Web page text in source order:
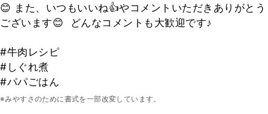
😊 また、いつもいいね👍️やコメントいただきありがとう
ございます😊 ⁡ どんなコメントも大歓迎です♪
#牛肉レシピ
#しぐれ煮
#パパごはん
※みやすさのために書式を一部改変しています。